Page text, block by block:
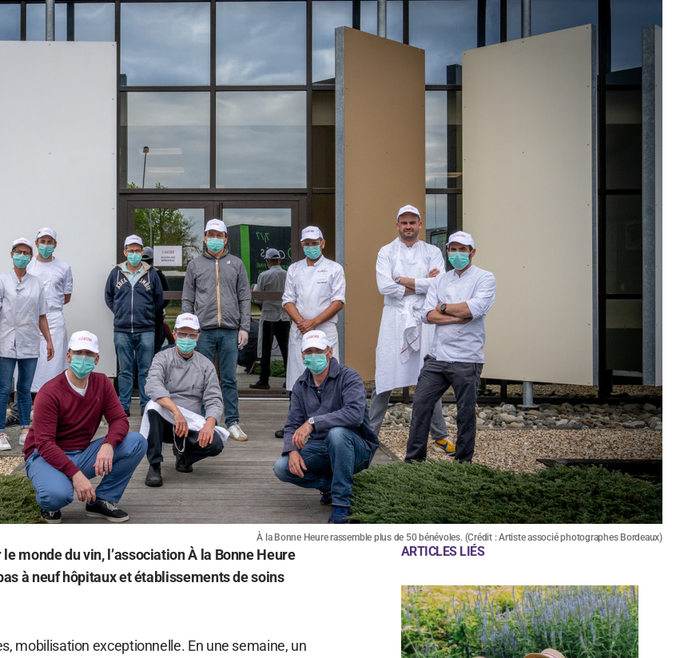
À la Bonne Heure rassemble plus de 50 bénévoles. (Crédit : Artiste associé photographes Bordeaux)
monde du vin, l’association À la Bonne Heure
à neuf hôpitaux et établissements de soins
mobilisation exceptionnelle. En une semaine, un
ARTICLES LIÉS